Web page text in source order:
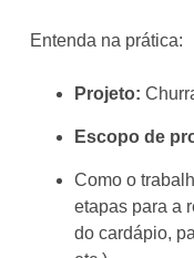
Entenda na prática:
Projeto:
Escopo de
Como o
etapas para a
do cardápio,